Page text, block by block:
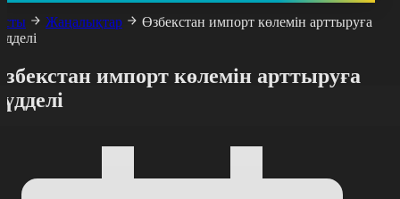
Жаңалықтар
Өзбекстан импорт көлемін арттыруға
импорт көлемін арттыруға